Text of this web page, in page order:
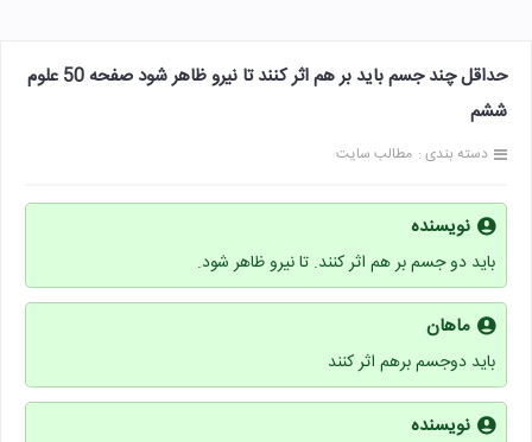
حداقل چند جسم باید بر هم اثر کنند تا نیرو ظاهر شود صفحه 50 علوم
ششم
دسته بندی : مطالب سایت
نویسنده
باید دو جسم بر هم اثر کنند. تا نیرو ظاهر شود.
ماهان
باید دوجسم برهم اثر کنند
نویسنده